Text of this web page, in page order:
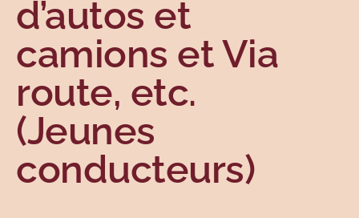
Sujets
d’autos et
camions et Via
route, etc.
(Jeunes
conducteurs)